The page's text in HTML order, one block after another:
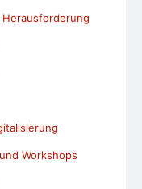
Workshops